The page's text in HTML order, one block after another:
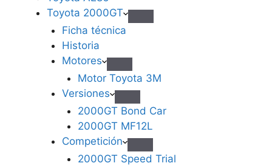
Toyota 2000GT
Ficha técnica
Historia
Motores
Motor Toyota 3M
Versiones
2000GT Bond Car
2000GT MF12L
Competición
2000GT Speed Trial